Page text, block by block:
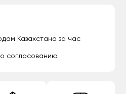
Казахстана за час
согласованию.